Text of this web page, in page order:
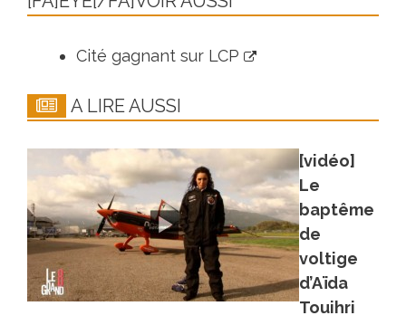
Cité gagnant sur LCP
A LIRE AUSSI
[vidéo]
Le
baptême
de
voltige
d’Aïda
Touihri